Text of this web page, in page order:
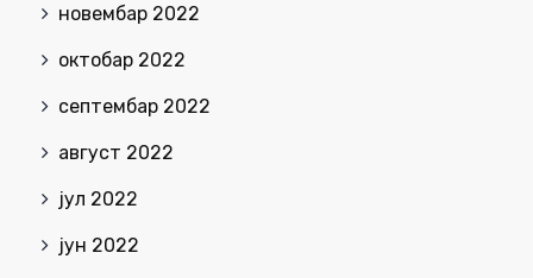
новембар 2022
октобар 2022
септембар 2022
август 2022
јул 2022
јун 2022